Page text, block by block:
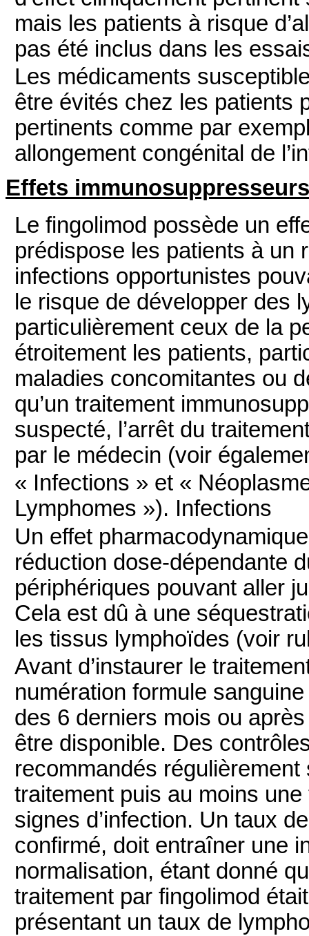
mais les patients à risque
pas été inclus dans les
Les médicaments
être évités chez les patients
pertinents comme par
allongement congénital de
Effets immunosuppresseurs
Le fingolimod possède un
prédispose les patients à un
infections opportunistes
le risque de développer des
particulièrement ceux de la
étroitement les patients,
maladies concomitantes ou
qu’un traitement
suspecté, l’arrêt du
par le médecin (voir
« Infections » et «
Lymphomes »). Infections
Un effet
réduction dose-dépendante
périphériques pouvant aller
Cela est dû à une
les tissus lymphoïdes (voir
Avant d’instaurer le
numération formule
des 6 derniers mois ou après
être disponible. Des
recommandés
traitement puis au moins
signes d’infection. Un taux
confirmé, doit entraîner une
normalisation, étant donné
traitement par fingolimod
présentant un taux de